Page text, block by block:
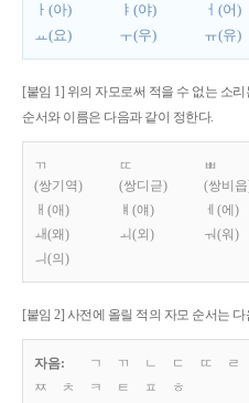
ㅏ(아)
ㅑ(야) ㅓ(어)
ㅛ(요)
ㅜ(우) ㅠ(유)
[붙임 1] 위의 자모로써 적을 수 없는 소
순서와 이름은 다음과 같이 정한다.
ㄲ
(쌍기역)
ㄸ
(쌍디귿)
ㅃ
(쌍비
ㅐ(애)
ㅒ(얘) ㅔ(에)
ㅙ(왜)
ㅚ(외) ㅝ(워)
ㅢ(의)
[붙임 2] 사전에 올릴 적의 자모 순서는
자음: ㄱ ㄲ ㄴ ㄷ ㄸ ㄹ
ㅉ
ㅊ ㅋ ㅌ ㅍ
ㅎ